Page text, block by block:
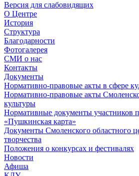
Версия для слабовидящих
О Центре
История
Структура
Благодарности
Фотогалерея
СМИ о нас
Контакты
Документы
Нормативно-правовые акты в сфере
Нормативно-правовые акты
культуры
Нормативные документы участников
«Пушкинская карта»
Документы Смоленского областного
творчества
Положения о конкурсах и фестивалях
Новости
Афиша